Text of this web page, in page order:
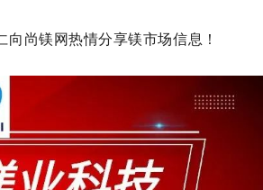
尚镁网热情分享镁市场信息！